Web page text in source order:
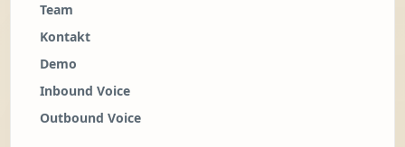
Team
Kontakt
Demo
Inbound Voice
Outbound Voice